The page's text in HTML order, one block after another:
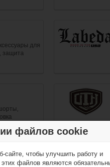
для
защита
файлов cookie
чтобы улучшить работу и
файлов являются